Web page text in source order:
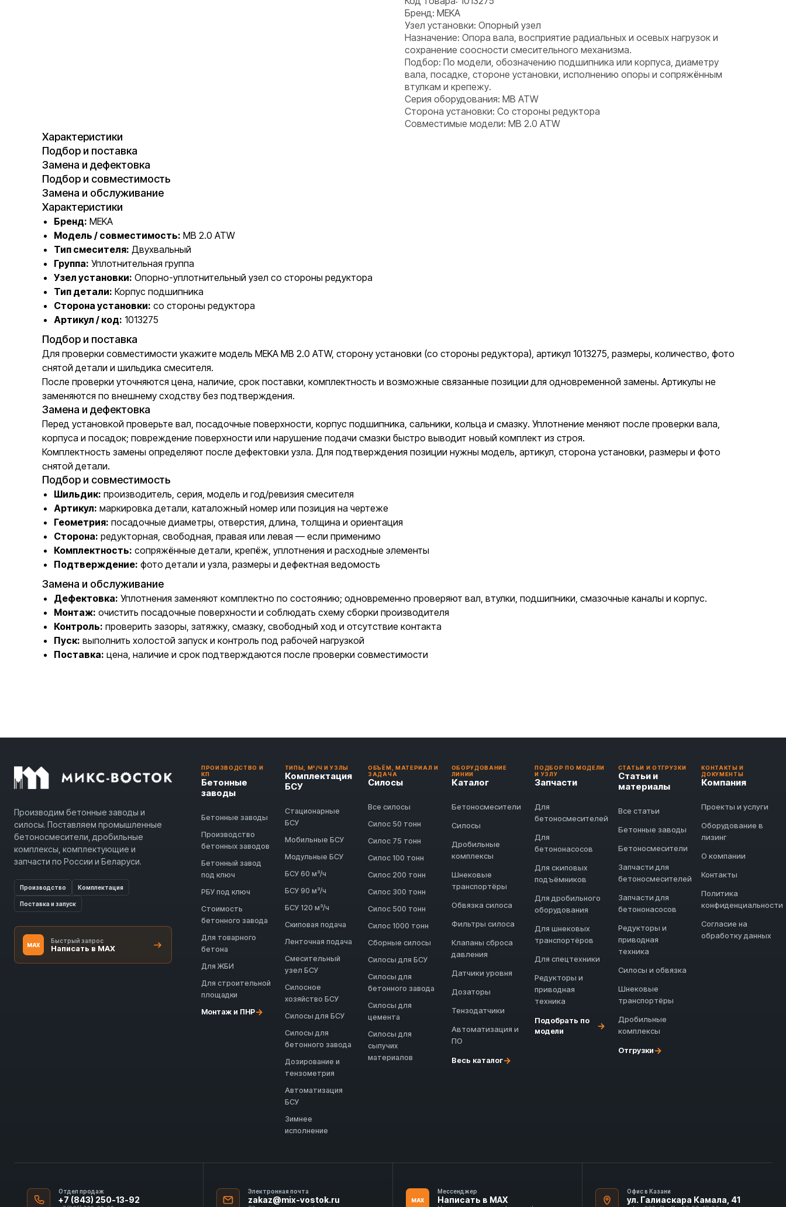
Бренд: MEKA
Узел установки: Опорный узел
Назначение: Опора вала, восприятие радиальных и осевых нагрузок и
сохранение соосности смесительного механизма.
Подбор: По модели, обозначению подшипника или корпуса, диаметру
вала, посадке, стороне установки, исполнению опоры и сопряжённым
втулкам и крепежу.
Серия оборудования: MB ATW
Сторона установки: Со стороны редуктора
Совместимые модели: MB 2.0 ATW
Характеристики
Подбор и поставка
Замена и дефектовка
Подбор и совместимость
Замена и обслуживание
Характеристики
Бренд: MEKA
Модель / совместимость: MB 2.0 ATW
Тип смесителя: Двухвальный
Группа: Уплотнительная группа
Узел установки: Опорно-уплотнительный узел со стороны редуктора
Тип детали: Корпус подшипника
Сторона установки: со стороны редуктора
Артикул / код: 1013275
Подбор и поставка
Для проверки совместимости укажите модель MEKA MB 2.0 ATW, сторону установки (со стороны редуктора), артикул 1013275, размеры, количество, фото
снятой детали и шильдика смесителя.
После проверки уточняются цена, наличие, срок поставки, комплектность и возможные связанные позиции для одновременной замены. Артикулы не
заменяются по внешнему сходству без подтверждения.
Замена и дефектовка
Перед установкой проверьте вал, посадочные поверхности, корпус подшипника, сальники, кольца и смазку. Уплотнение меняют после проверки вала,
корпуса и посадок; повреждение поверхности или нарушение подачи смазки быстро выводит новый комплект из строя.
Комплектность замены определяют после дефектовки узла. Для подтверждения позиции нужны модель, артикул, сторона установки, размеры и фото
снятой детали.
Подбор и совместимость
Шильдик: производитель, серия, модель и год/ревизия смесителя
Артикул: маркировка детали, каталожный номер или позиция на чертеже
Геометрия: посадочные диаметры, отверстия, длина, толщина и ориентация
Сторона: редукторная, свободная, правая или левая — если применимо
Комплектность: сопряжённые детали, крепёж, уплотнения и расходные элементы
Подтверждение: фото детали и узла, размеры и дефектная ведомость
Замена и обслуживание
Дефектовка: Уплотнения заменяют комплектно по состоянию; одновременно проверяют вал, втулки, подшипники, смазочные каналы и корпус.
Монтаж: очистить посадочные поверхности и соблюдать схему сборки производителя
Контроль: проверить зазоры, затяжку, смазку, свободный ход и отсутствие контакта
Пуск: выполнить холостой запуск и контроль под рабочей нагрузкой
Поставка: цена, наличие и срок подтверждаются после проверки совместимости
Производим бетонные заводы и
силосы. Поставляем промышленные
бетоносмесители, дробильные
комплексы, комплектующие и
запчасти по России и Беларуси.
Производство Комплектация
Поставка и запуск
MAX
Быстрый запрос
Написать в MAX
ПРОИЗВОДСТВО И
КП
Бетонные
заводы
Бетонные заводы
Производство
бетонных заводов
Бетонный завод
под ключ
РБУ под ключ
Стоимость
бетонного завода
Для товарного
бетона
Для ЖБИ
Для строительной
площадки
Монтаж и ПНР→
ТИПЫ, М³/Ч И УЗЛЫ
Комплектация
БСУ
Стационарные
БСУ
Мобильные БСУ
Модульные БСУ
БСУ 60 м³/ч
БСУ 90 м³/ч
БСУ 120 м³/ч
Скиповая подача
Ленточная подача
Смесительный
узел БСУ
Силосное
хозяйство БСУ
Силосы для БСУ
Силосы для
бетонного завода
Дозирование и
тензометрия
Автоматизация
БСУ
Зимнее
исполнение
ОБЪЁМ, МАТЕРИАЛ И
ЗАДАЧА
Силосы
Все силосы
Силос 50 тонн
Силос 75 тонн
Силос 100 тонн
Силос 200 тонн
Силос 300 тонн
Силос 500 тонн
Силос 1000 тонн
Сборные силосы
Силосы для БСУ
Силосы для
бетонного завода
Силосы для
цемента
Силосы для
сыпучих
материалов
ОБОРУДОВАНИЕ
ЛИНИИ
Каталог
Бетоносмесители
Силосы
Дробильные
комплексы
Шнековые
транспортёры
Обвязка силоса
Фильтры силоса
Клапаны сброса
давления
Датчики уровня
Дозаторы
Тензодатчики
Автоматизация и
ПО
Весь каталог→
ПОДБОР ПО МОДЕЛИ
И УЗЛУ
Запчасти
Для
бетоносмесителей
Для
бетононасосов
Для скиповых
подъёмников
Для дробильного
оборудования
Для шнековых
транспортёров
Для спецтехники
Редукторы и
приводная
техника
Подобрать по
модели
→
СТАТЬИ И ОТГРУЗКИ
Статьи и
материалы
Все статьи
Бетонные заводы
Бетоносмесители
Запчасти для
бетоносмесителей
Запчасти для
бетононасосов
Редукторы и
приводная
техника
Силосы и обвязка
Шнековые
транспортёры
Дробильные
комплексы
Отгрузки→
КОНТАКТЫ И
ДОКУМЕНТЫ
Компания
Проекты и услуги
Оборудование в
лизинг
О компании
Контакты
Политика
конфиденциальности
Согласие на
обработку данных
Отдел продаж
+7 (843) 250-13-92
Электронная почта
zakaz@mix-vostok.ru MAX
Мессенджер
Написать в MAX
Офис в Казани
ул. Галиаскара Камала, 41